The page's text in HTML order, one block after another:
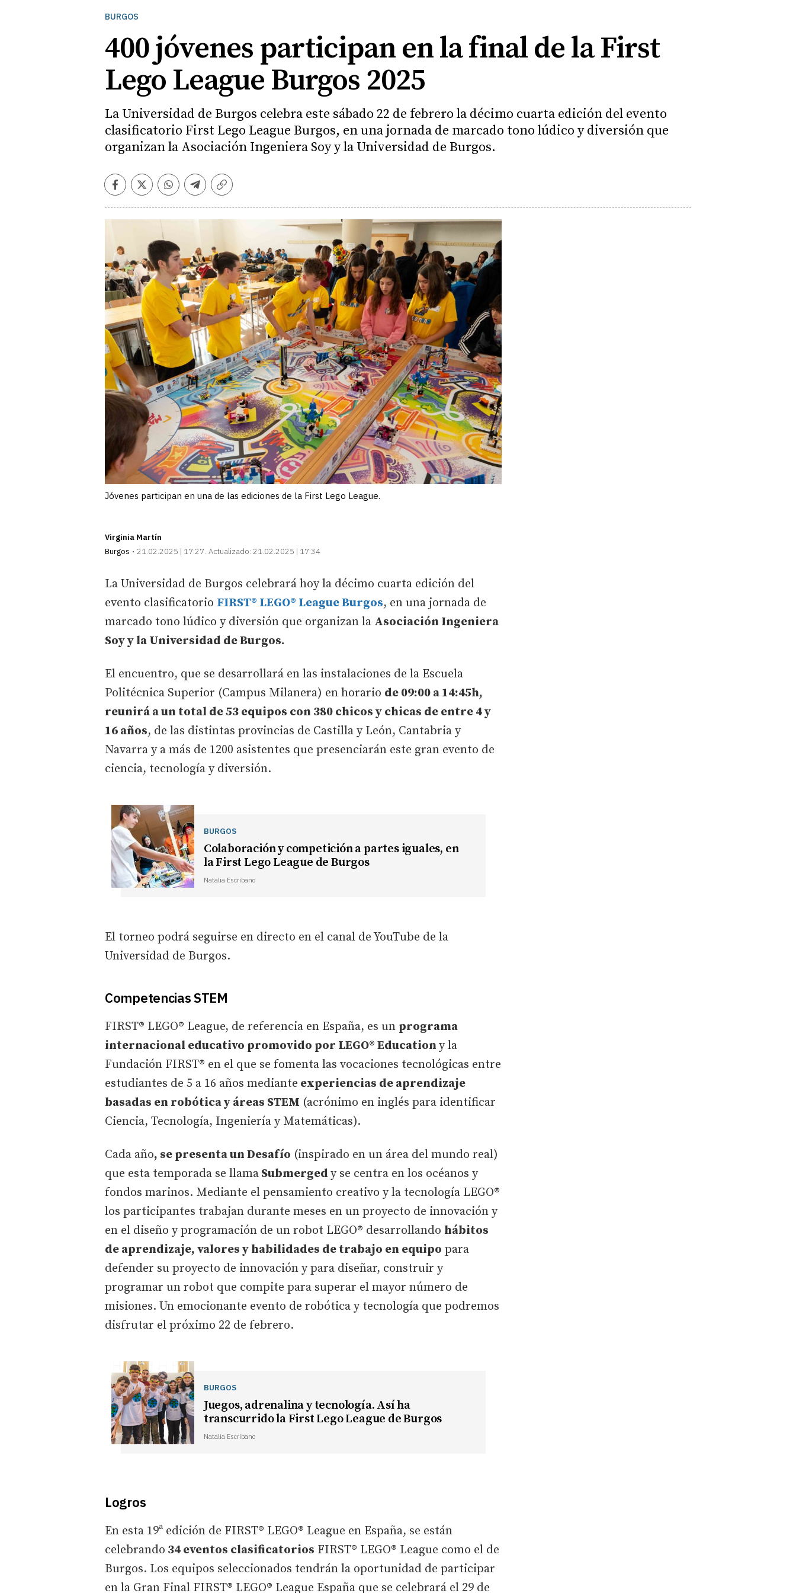
BURGOS
400 jóvenes participan en la final de la First
Lego League Burgos 2025
La Universidad de Burgos celebra este sábado 22 de febrero la décimo cuarta edición del evento
clasificatorio First Lego League Burgos, en una jornada de marcado tono lúdico y diversión que
organizan la Asociación Ingeniera Soy y la Universidad de Burgos.
Facebook
TwitterWhatsapp
Telegram
Copiar
Jóvenes participan en una de las ediciones de la First Lego League.
Virginia Martín
Burgos
21.02.2025 | 17:27 Actualizado: 21.02.2025 | 17:34
La Universidad de Burgos celebrará hoy la décimo cuarta edición del
evento clasificatorio FIRST® LEGO® League Burgos, en una jornada de
marcado tono lúdico y diversión que organizan la Asociación Ingeniera
Soy y la Universidad de Burgos.
El encuentro, que se desarrollará en las instalaciones de la Escuela
Politécnica Superior (Campus Milanera) en horario de 09:00 a 14:45h,
reunirá a un total de 53 equipos con 380 chicos y chicas de entre 4 y
16 años, de las distintas provincias de Castilla y León, Cantabria y
Navarra y a más de 1200 asistentes que presenciarán este gran evento de
ciencia, tecnología y diversión.
BURGOS
Colaboración y competición a partes iguales, en
la First Lego League de Burgos
Natalia Escribano
El torneo podrá seguirse en directo en el canal de YouTube de la
Universidad de Burgos.
Competencias STEM
FIRST® LEGO® League, de referencia en España, es un programa
internacional educativo promovido por LEGO® Education y la
Fundación FIRST® en el que se fomenta las vocaciones tecnológicas entre
estudiantes de 5 a 16 años mediante experiencias de aprendizaje
basadas en robótica y áreas STEM (acrónimo en inglés para identificar
Ciencia, Tecnología, Ingeniería y Matemáticas).
Cada año, se presenta un Desafío (inspirado en un área del mundo real)
que esta temporada se llama Submerged y se centra en los océanos y
fondos marinos. Mediante el pensamiento creativo y la tecnología LEGO®
los participantes trabajan durante meses en un proyecto de innovación y
en el diseño y programación de un robot LEGO® desarrollando hábitos
de aprendizaje, valores y habilidades de trabajo en equipo para
defender su proyecto de innovación y para diseñar, construir y
programar un robot que compite para superar el mayor número de
misiones. Un emocionante evento de robótica y tecnología que podremos
disfrutar el próximo 22 de febrero.
BURGOS
Juegos, adrenalina y tecnología. Así ha
transcurrido la First Lego League de Burgos
Natalia Escribano
Logros
En esta 19ª edición de FIRST® LEGO® League en España, se están
celebrando 34 eventos clasificatorios FIRST® LEGO® League como el de
Burgos. Los equipos seleccionados tendrán la oportunidad de participar
en la Gran Final FIRST® LEGO® League España que se celebrará el 29 de